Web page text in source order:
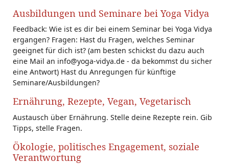
Ausbildungen und Seminare bei Yoga Vidya
Feedback: Wie ist es dir bei einem Seminar bei Yoga Vidya
ergangen? Fragen: Hast du Fragen, welches Seminar
geeignet für dich ist? (am besten schickst du dazu auch
eine Mail an info@yoga-vidya.de - da bekommst du sicher
eine Antwort) Hast du Anregungen für künftige
Seminare/Ausbildungen?
Ernährung, Rezepte, Vegan, Vegetarisch
Austausch über Ernährung. Stelle deine Rezepte rein. Gib
Tipps, stelle Fragen.
Ökologie, politisches Engagement, soziale
Verantwortung